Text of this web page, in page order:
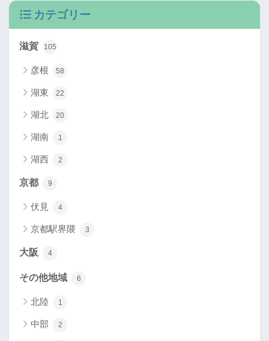
カテゴリー
滋賀 105
彦根 58
湖東 22
湖北 20
湖南 1
湖西 2
京都 9
伏見 4
京都駅界隈 3
大阪 4
その他地域 6
北陸 1
中部 2